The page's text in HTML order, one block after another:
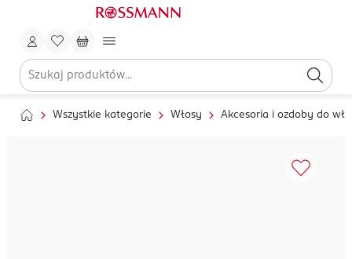
Wszystkie kategorie Włosy Akcesoria i ozdoby do